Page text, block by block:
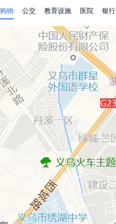
购物 公交 教育设施 医院 银行